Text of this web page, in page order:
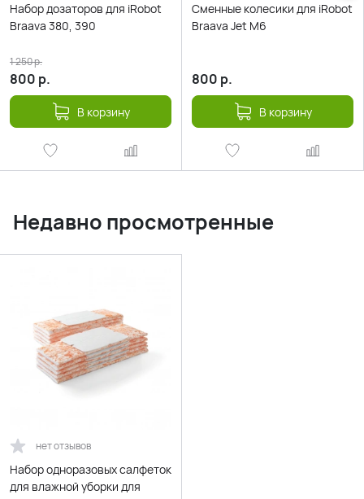
Набор дозаторов для iRobot
Braava 380, 390
800 р.
1 250р.
В корзину
Сменные колесики для iRobot
Braava Jet M6
800 р.
В корзину
Недавно просмотренные
нет отзывов
Набор одноразовых салфеток
для влажной уборки для